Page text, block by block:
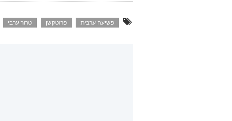
פשיעה ערבית פרוטקשן טרור ערבי